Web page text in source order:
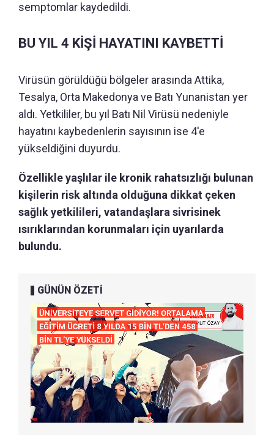
semptomlar kaydedildi.
BU YIL 4 KİŞİ HAYATINI KAYBETTİ
Virüsün görüldüğü bölgeler arasında Attika,
Tesalya, Orta Makedonya ve Batı Yunanistan yer
aldı. Yetkililer, bu yıl Batı Nil Virüsü nedeniyle
hayatını kaybedenlerin sayısının ise 4'e
yükseldiğini duyurdu.
Özellikle yaşlılar ile kronik rahatsızlığı bulunan
kişilerin risk altında olduğuna dikkat çeken
sağlık yetkilileri, vatandaşlara sivrisinek
ısırıklarından korunmaları için uyarılarda
bulundu.
GÜNÜN ÖZETİ